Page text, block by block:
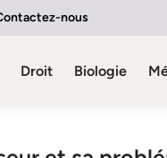
nous
Droit Biologie